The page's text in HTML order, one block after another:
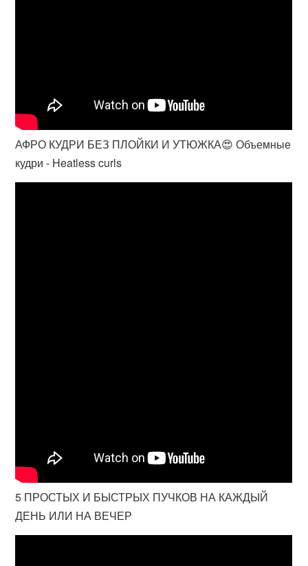
АФРО КУДРИ БЕЗ ПЛОЙКИ И УТЮЖКА😍 Объемные
кудри - Heatless curls
5 ПРОСТЫХ И БЫСТРЫХ ПУЧКОВ НА КАЖДЫЙ
ДЕНЬ ИЛИ НА ВЕЧЕР